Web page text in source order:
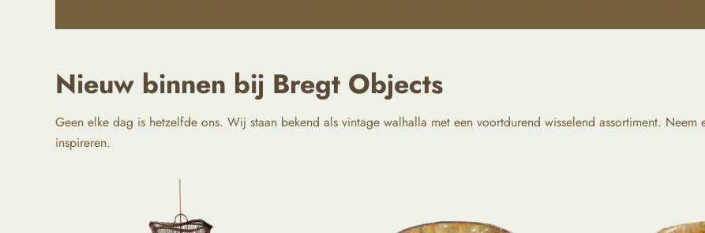
Nieuw binnen bij Bregt Objects
Geen elke dag is hetzelfde ons. Wij staan bekend als vintage walhalla met een voortdurend wisselend assortiment.
inspireren.